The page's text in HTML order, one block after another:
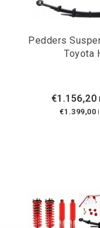
Pedders
Toyota
€1.156,20
€1.399,00